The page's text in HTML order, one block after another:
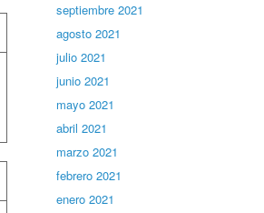
septiembre 2021
agosto 2021
julio 2021
junio 2021
mayo 2021
abril 2021
marzo 2021
febrero 2021
enero 2021